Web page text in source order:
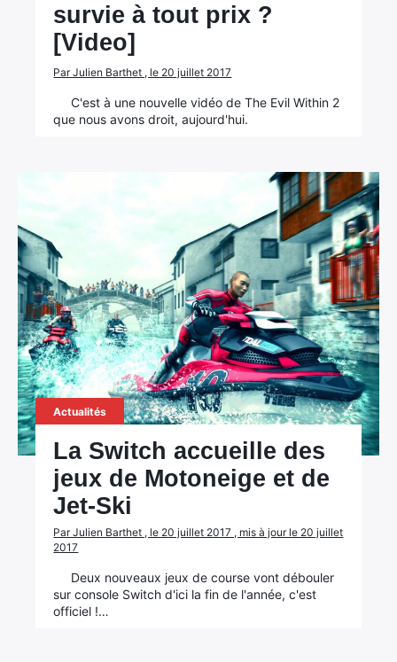
survie à tout prix ?
[Video]
Par Julien Barthet , le 20 juillet 2017
C'est à une nouvelle vidéo de The Evil Within 2
que nous avons droit, aujourd'hui.
Actualités
La Switch accueille des
jeux de Motoneige et de
Jet-Ski
Par Julien Barthet , le 20 juillet 2017 , mis à jour le 20 juillet
2017
Deux nouveaux jeux de course vont débouler
sur console Switch d'ici la fin de l'année, c'est
officiel !…